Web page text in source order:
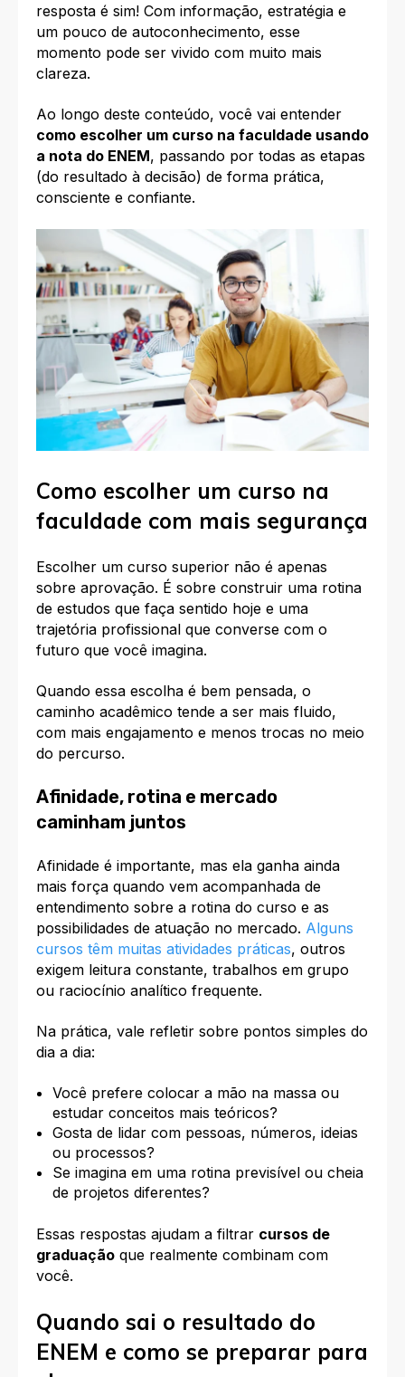
resposta é sim! Com informação, estratégia e
um pouco de autoconhecimento, esse
momento pode ser vivido com muito mais
clareza.
Ao longo deste conteúdo, você vai entender
como escolher um curso na faculdade usando
a nota do ENEM, passando por todas as etapas
(do resultado à decisão) de forma prática,
consciente e confiante.
Como escolher um curso na
faculdade com mais segurança
Escolher um curso superior não é apenas
sobre aprovação. É sobre construir uma rotina
de estudos que faça sentido hoje e uma
trajetória profissional que converse com o
futuro que você imagina.
Quando essa escolha é bem pensada, o
caminho acadêmico tende a ser mais fluido,
com mais engajamento e menos trocas no meio
do percurso.
Afinidade, rotina e mercado
caminham juntos
Afinidade é importante, mas ela ganha ainda
mais força quando vem acompanhada de
entendimento sobre a rotina do curso e as
possibilidades de atuação no mercado. Alguns
cursos têm muitas atividades práticas, outros
exigem leitura constante, trabalhos em grupo
ou raciocínio analítico frequente.
Na prática, vale refletir sobre pontos simples do
dia a dia:
Você prefere colocar a mão na massa ou
estudar conceitos mais teóricos?
Gosta de lidar com pessoas, números, ideias
ou processos?
Se imagina em uma rotina previsível ou cheia
de projetos diferentes?
Essas respostas ajudam a filtrar cursos de
graduação que realmente combinam com
você.
Quando sai o resultado do
ENEM e como se preparar para